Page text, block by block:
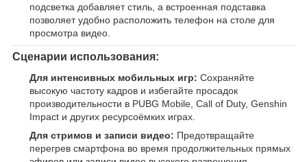
подсветка добавляет стиль, а встроенная подставка
позволяет удобно расположить телефон на столе для
просмотра видео.
Сценарии использования:
Для интенсивных мобильных игр: Сохраняйте
высокую частоту кадров и избегайте просадок
производительности в PUBG Mobile, Call of Duty, Genshin
Impact и других ресурсоёмких играх.
Для стримов и записи видео: Предотвращайте
перегрев смартфона во время продолжительных прямых